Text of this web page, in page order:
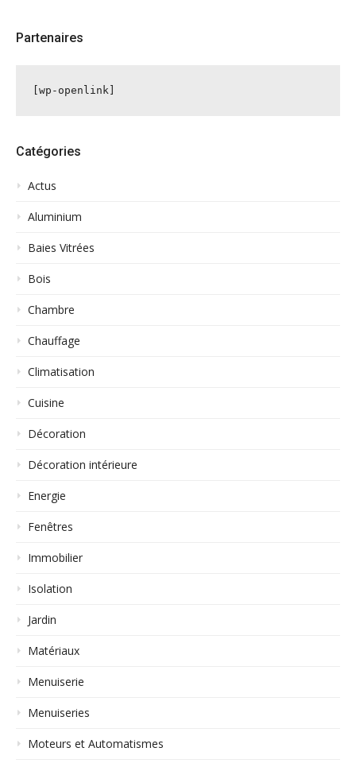
Partenaires
[wp-openlink]
Catégories
Actus
Aluminium
Baies Vitrées
Bois
Chambre
Chauffage
Climatisation
Cuisine
Décoration
Décoration intérieure
Energie
Fenêtres
Immobilier
Isolation
Jardin
Matériaux
Menuiserie
Menuiseries
Moteurs et Automatismes